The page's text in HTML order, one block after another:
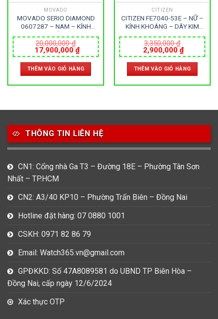
MOVADO
MOVADO SERIO DIAMOND
0607287 – NAM – KÍNH
SAPPHIRE – DÂY KIM LOẠI –
PIN – SIZE 39MM – MÁY
THỤY SỸ
20,000,000₫
Giá
gốc
là:
20,000,000 ₫.
17,900,000₫Giá
hiện
tại
là:
17,900,000 ₫.
THÊM VÀO GIỎ HÀNG
CITIZEN
CITIZEN FE7040-53E – NỮ –
KÍNH KHOÁNG – DÂY KIM
36MM – MÁY NHẬT
3,350,000₫
Giá
gốc
là:
3,350,000 ₫.
2,900,000₫Giá
hiện
tại
là:
THÊM VÀO GIỎ HÀNG
THÔNG TIN LIÊN HỆ
CN1: Cổng nhà Ga T3 – Đường 18E – Phường Tân Sơn
Nhất – TP.HCM
CN2: A3/40 KP10 – Phường Trấn Biên – Đồng Nai
Hotline đặt hàng: 07 0880 1001
CSKH: 0971 82 86 79
Email: Watch365.vn@gmail.com
GPĐKKD: Số 47A8089581 do UBND TP Biên Hòa –
Đồng Nai, cấp ngày 12/6/2024
Xác thực OTP